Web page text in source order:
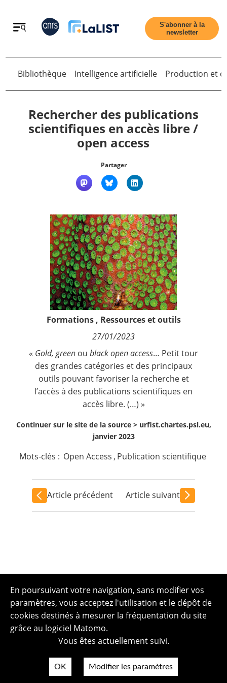
Retour
Nous suivre
S'abonner à la
newsletter
Retour
Bibliothèque Intelligence artificielle Production et
Rechercher des publications
scientifiques en accès libre /
open access
Partager
Formations, Ressources et outils
27/01/2023
« Gold, green ou black open access… Petit tour
des grandes catégories et des principaux
outils pouvant favoriser la recherche et
l’accès à des publications scientifiques en
accès libre. (…) »
Continuer sur le site de la source > urfist.chartes.psl.eu,
janvier 2023
Mots-clés : Open Access , Publication scientifique
Article précédent Article suivant
En poursuivant votre navigation, sans modifier vos
paramètres, vous acceptez l'utilisation et le dépôt de
cookies destinés à mesurer la fréquentation du site
grâce au logiciel Matomo.
Vous êtes actuellement suivi.
OK Modifier les paramètres